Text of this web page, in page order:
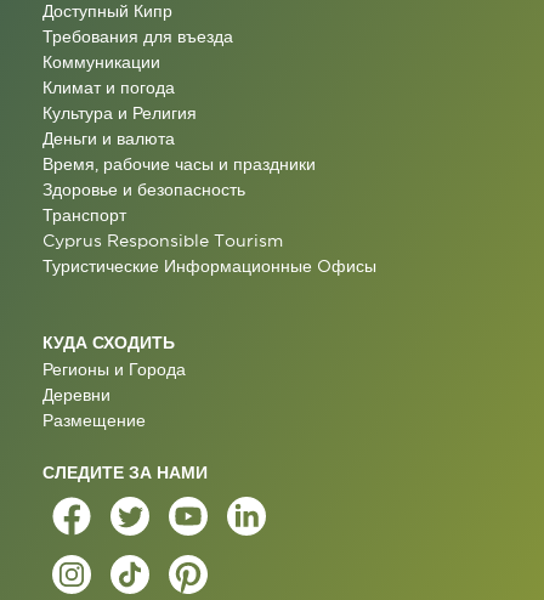
Доступный Кипр
Требования для въезда
Коммуникации
Климат и погода
Культура и Религия
Деньги и валюта
Время, рабочие часы и праздники
Здоровье и безопасность
Транспорт
Cyprus Responsible Tourism
Туристические Информационные Oфисы
КУДА СХОДИТЬ
Регионы и Города
Деревни
Размещение
СЛЕДИТЕ ЗА НАМИ